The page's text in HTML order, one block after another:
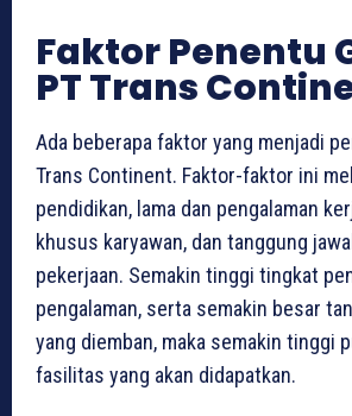
Faktor Penentu
PT Trans
Ada beberapa faktor yang menjadi
Trans Continent. Faktor-faktor ini
pendidikan, lama dan pengalaman
khusus karyawan, dan tanggung
pekerjaan. Semakin tinggi tingkat
pengalaman, serta semakin besar
yang diemban, maka semakin tinggi
fasilitas yang akan didapatkan.